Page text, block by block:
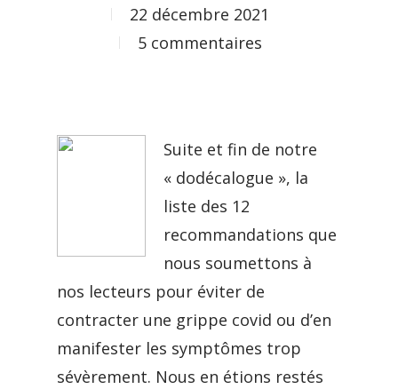
22 décembre 2021
5 commentaires
Suite et fin de notre
« dodécalogue », la
liste des 12
recommandations que
nous soumettons à
nos lecteurs pour éviter de
contracter une grippe covid ou d’en
manifester les symptômes trop
sévèrement. Nous en étions restés